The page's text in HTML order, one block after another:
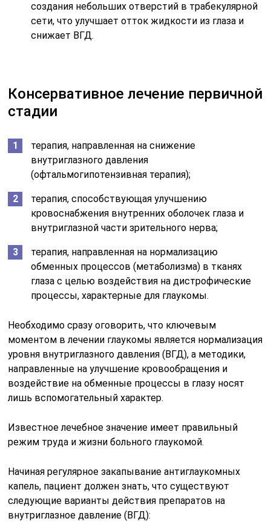
создания небольших отверстий в трабекулярной
сети, что улучшает отток жидкости из глаза и
снижает ВГД.
Консервативное лечение первичной
стадии
терапия, направленная на снижение
внутриглазного давления
(офтальмогипотензивная терапия);
терапия, способствующая улучшению
кровоснабжения внутренних оболочек глаза и
внутриглазной части зрительного нерва;
терапия, направленная на нормализацию
обменных процессов (метаболизма) в тканях
глаза с целью воздействия на дистрофические
процессы, характерные для глаукомы.
Необходимо сразу оговорить, что ключевым
моментом в лечении глаукомы является нормализация
уровня внутриглазного давления (ВГД), а методики,
направленные на улучшение кровообращения и
воздействие на обменные процессы в глазу носят
лишь вспомогательный характер.
Известное лечебное значение имеет правильный
режим труда и жизни больного глаукомой.
Начиная регулярное закапывание антиглаукомных
капель, пациент должен знать, что существуют
следующие варианты действия препаратов на
внутриглазное давление (ВГД):